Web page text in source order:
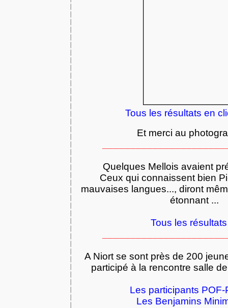
Tous les résultats en
Et merci au
Quelques Mellois avaient
Ceux qui connaissent bien
mauvaises langues..., diront
étonnant ...
Tous les
A Niort se sont près de 200
participé à la rencontre salle
Les participants POF-
Les Benjamins